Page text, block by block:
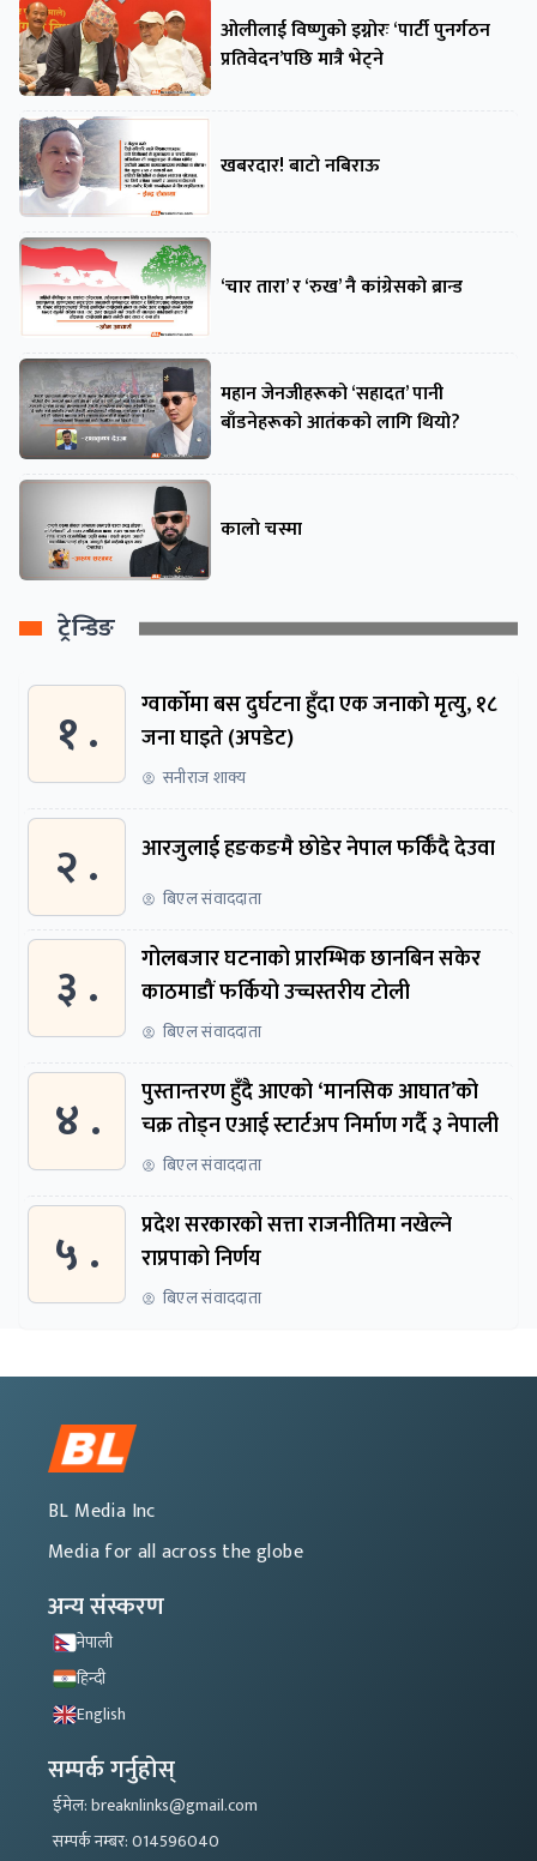
ओलीलाई विष्णुको इग्नोरः ‘पार्टी पुनर्गठन
प्रतिवेदन’पछि मात्रै भेट्ने
खबरदार! बाटो नबिराऊ
‘चार तारा’ र ‘रुख’ नै कांग्रेसको ब्रान्ड
महान जेनजीहरूको ‘सहादत’ पानी
बाँडनेहरूको आतंकको लागि थियो?
कालो चस्मा
ट्रेन्डिङ
१ .
ग्वार्काेमा बस दुर्घटना हुँदा एक जनाकाे मृत्यु, १८
जना घाइते (अपडेट)
सनीराज शाक्य
२ . आरजुलाई हङकङमै छोडेर नेपाल फर्किँदै देउवा
बिएल संवाददाता
३ .
गोलबजार घटनाको प्रारम्भिक छानबिन सकेर
काठमाडौं फर्कियो उच्चस्तरीय टोली
बिएल संवाददाता
४ .
पुस्तान्तरण हुँदै आएको ‘मानसिक आघात’को
चक्र तोड्न एआई स्टार्टअप निर्माण गर्दै ३ नेपाली
बिएल संवाददाता
५ .
प्रदेश सरकारको सत्ता राजनीतिमा नखेल्ने
राप्रपाको निर्णय
बिएल संवाददाता
BL Media Inc
Media for all across the globe
अन्य संस्करण
नेपाली
हिन्दी
English
सम्पर्क गर्नुहोस्
ईमेल: breaknlinks@gmail.com
सम्पर्क नम्बर: 014596040